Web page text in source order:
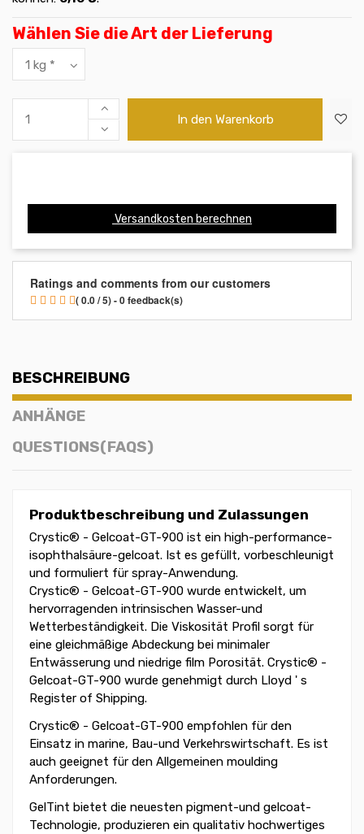
Wählen Sie die Art der Lieferung
In den Warenkorb
Versandkosten berechnen
Ratings and comments from our customers
( 0.0 / 5) - 0 feedback(s)
BESCHREIBUNG
ANHÄNGE
QUESTIONS(FAQS)
Produktbeschreibung und Zulassungen
Crystic® - Gelcoat-GT-900 ist ein high-performance-
isophthalsäure-gelcoat. Ist es gefüllt, vorbeschleunigt
und formuliert für spray-Anwendung.
Crystic® - Gelcoat-GT-900 wurde entwickelt, um
hervorragenden intrinsischen Wasser-und
Wetterbeständigkeit. Die Viskosität Profil sorgt für
eine gleichmäßige Abdeckung bei minimaler
Entwässerung und niedrige film Porosität. Crystic® -
Gelcoat-GT-900 wurde genehmigt durch Lloyd ' s
Register of Shipping.
Crystic® - Gelcoat-GT-900 empfohlen für den
Einsatz in marine, Bau-und Verkehrswirtschaft. Es ist
auch geeignet für den Allgemeinen moulding
Anforderungen.
GelTint bietet die neuesten pigment-und gelcoat-
Technologie, produzieren ein qualitativ hochwertiges